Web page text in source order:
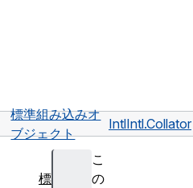
標準組み込みオ
ブジェクト
IntlIntl.Collator
こ
の
標